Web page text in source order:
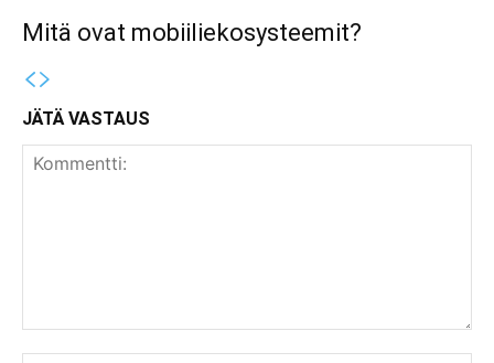
Mitä ovat mobiiliekosysteemit?
JÄTÄ VASTAUS